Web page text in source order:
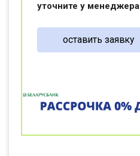
уточните у менеджера
оставить заявку